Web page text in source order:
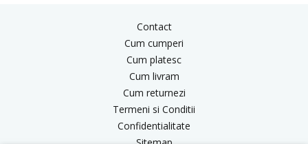
Contact
Cum cumperi
Cum platesc
Cum livram
Cum returnezi
Termeni si Conditii
Confidentialitate